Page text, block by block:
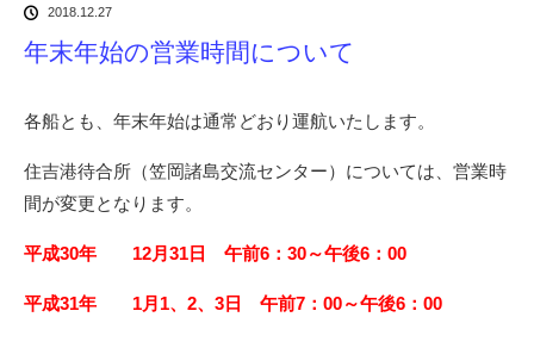
2018.12.27
年末年始の営業時間について
各船とも、年末年始は通常どおり運航いたします。
住吉港待合所（笠岡諸島交流センター）については、営業時
間が変更となります。
平成30年 12月31日 午前6：30～午後6：00
平成31年 1月1、2、3日 午前7：00～午後6：00